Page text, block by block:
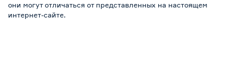
они могут отличаться от представленных на настоящем
интернет-сайте.